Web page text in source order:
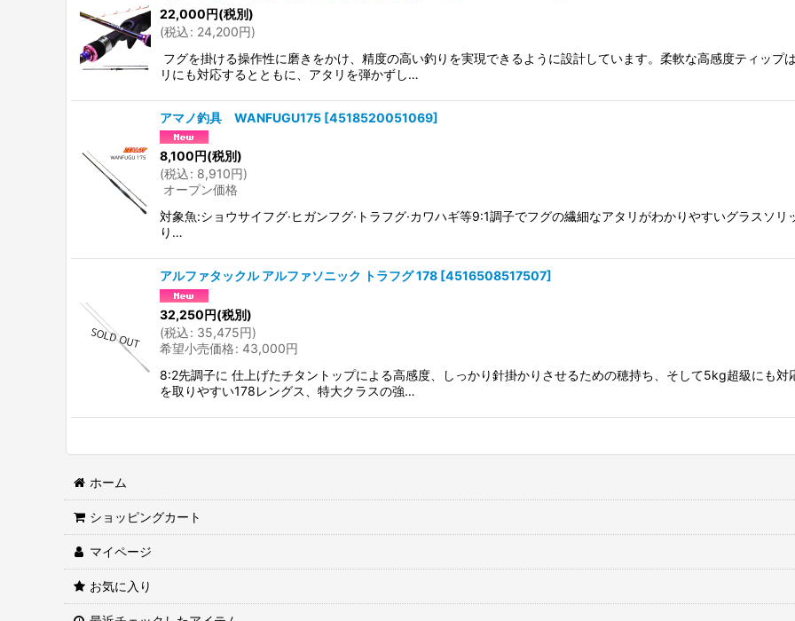
22,000円(税別)
(税込: 24,200円)
フグを掛ける操作性に磨きをかけ、精度の高い釣りを実現できるように設計しています。柔軟な高感度ティップ
リにも対応するとともに、アタリを弾かずし…
アマノ釣具 WANFUGU175 [4518520051069]
8,100円(税別)
(税込: 8,910円)
オープン価格
対象魚:ショウサイフグ·ヒガンフグ·トラフグ·カワハギ等9:1調子でフグの繊細なアタリがわかりやすいグラスソ
り…
アルファタックル アルファソニック トラフグ 178 [4516508517507]
32,250円(税別)
(税込: 35,475円)
希望小売価格: 43,000円
8:2先調子に 仕上げたチタントップによる高感度、しっかり針掛かりさせるための穂持ち、そして5kg超級にも
を取りやすい178レングス、特大クラスの強…
ホーム
ショッピングカート
マイページ
お気に入り